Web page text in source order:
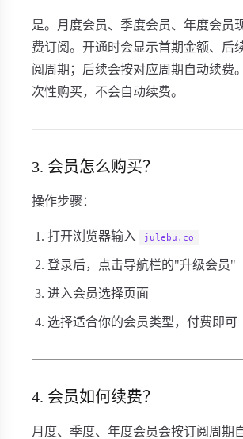
是。月度会员、季度会员、年度会员
费订阅。开通时会显示首期金额、后
阅周期；后续会按对应周期自动续费
次性购买，不会自动续费。
3. 会员怎么购买？
操作步骤：
打开浏览器输入 julebu.co
登录后，点击导航栏的"升级会员"
进入会员选择页面
选择适合你的会员类型，付费即可
4. 会员如何续费？
月度、季度、年度会员会按订阅周期